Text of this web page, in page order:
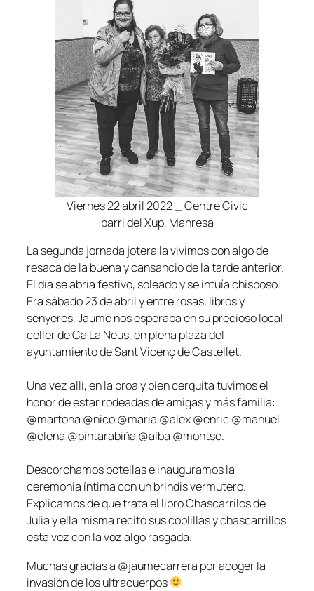
Viernes 22 abril 2022 _ Centre Civic
barri del Xup, Manresa
La segunda jornada jotera la vivimos con algo de
resaca de la buena y cansancio de la tarde anterior.
El día se abría festivo, soleado y se intuía chisposo.
Era sábado 23 de abril y entre rosas, libros y
senyeres, Jaume nos esperaba en su precioso local
celler de Ca La Neus, en plena plaza del
ayuntamiento de Sant Vicenç de Castellet.
Una vez allí, en la proa y bien cerquita tuvimos el
honor de estar rodeadas de amigas y más familia:
@martona @nico @maria @alex @enric @manuel
@elena @pintarabiña @alba @montse.
Descorchamos botellas e inauguramos la
ceremonia íntima con un brindis vermutero.
Explicamos de qué trata el libro Chascarrilos de
Julia y ella misma recitó sus coplillas y chascarrillos
esta vez con la voz algo rasgada.
Muchas gracias a @jaumecarrera por acoger la
invasión de los ultracuerpos